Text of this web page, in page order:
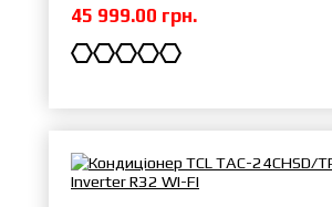
45 999.00 грн.